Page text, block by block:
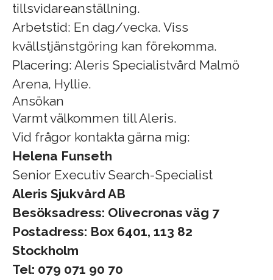
tillsvidareanställning.
Arbetstid: En dag/vecka. Viss
kvällstjänstgöring kan förekomma.
Placering: Aleris Specialistvård Malmö
Arena, Hyllie.
Ansökan
Varmt välkommen till Aleris.
Vid frågor kontakta gärna mig:
Helena Funseth
Senior Executiv Search-Specialist
Aleris Sjukvård AB
Besöksadress: Olivecronas väg 7
Postadress: Box 6401, 113 82
Stockholm
Tel: 079 071 90 70